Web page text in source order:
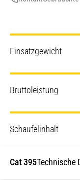
Einsatzgewicht
Bruttoleistung
Schaufelinhalt
Cat 395Technische